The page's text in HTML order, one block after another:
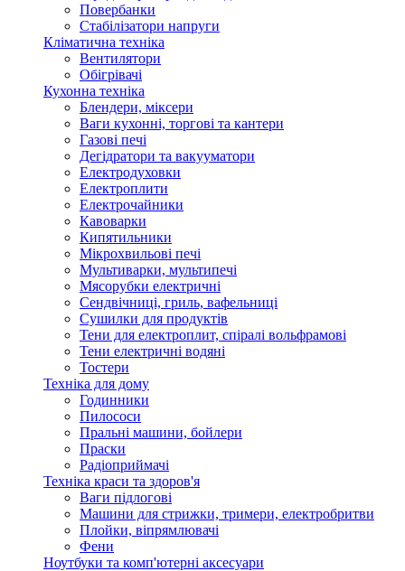
Повербанки
Стабілізатори напруги
Кліматична техніка
Вентилятори
Обігрівачі
Кухонна техніка
Блендери, міксери
Ваги кухонні, торгові та кантери
Газові печі
Дегідратори та вакууматори
Електродуховки
Електроплити
Електрочайники
Кавоварки
Кипятильники
Мікрохвильові печі
Мультиварки, мультипечі
Мясорубки електричні
Сендвічниці, гриль, вафельниці
Сушилки для продуктів
Тени для електроплит, спіралі вольфрамові
Тени електричні водяні
Тостери
Техніка для дому
Годинники
Пилососи
Пральні машини, бойлери
Праски
Радіоприймачі
Техніка краси та здоров'я
Ваги підлогові
Машини для стрижки, тримери, електробритви
Плойки, віпрямлювачі
Фени
Ноутбуки та комп'ютерні аксесуари